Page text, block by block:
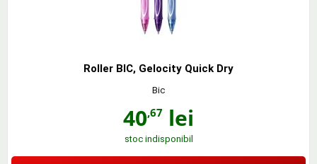
Roller BIC, Gelocity Quick Dry
Bic
40,67 lei
stoc indisponibil